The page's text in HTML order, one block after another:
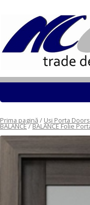
Prima pagină / Uși Porta Doors
BALANCE/BALANCE Folie